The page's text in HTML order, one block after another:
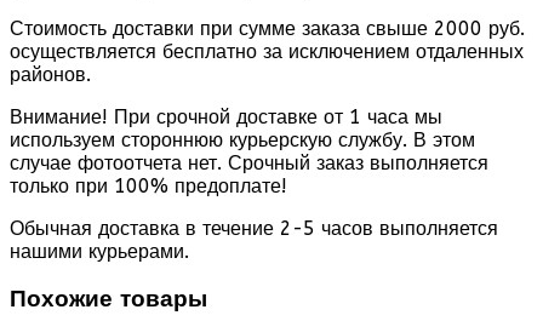
Стоимость доставки при сумме заказа свыше 2000 руб.
осуществляется бесплатно за исключением отдаленных
районов.
Внимание! При срочной доставке от 1 часа мы
используем стороннюю курьерскую службу. В этом
случае фотоотчета нет. Срочный заказ выполняется
только при 100% предоплате!
Обычная доставка в течение 2-5 часов выполняется
нашими курьерами.
Похожие товары